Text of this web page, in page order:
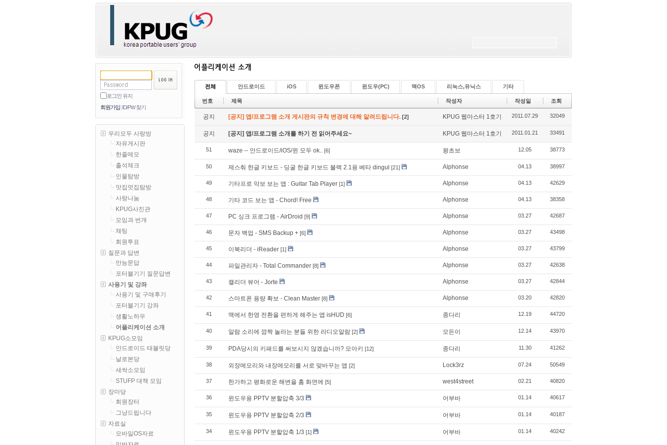
전체 안드로이드 iOS 윈도우폰 윈도우(PC) 맥OS 리눅스,유닉스 기타
번호 제목 작성자 작성일 조회
공지 [공지] 앱/프로그램 소개 게시판의 규칙 변경에 대해 알려드립니다. [2] KPUG 웹마스터 1호기 2011.07.29 32049
공지 [공지] 앱/프로그램 소개를 하기 전 읽어주세요~ KPUG 웹마스터 1호기 2011.01.21 33491
51 waze -- 안드로이드/iOS/윈 모두 ok.. [6] 왕초보 12.05 38773
50 제스춰 한글 키보드 - 딩굴 한글 키보드 블랙 2.1용 베타 dingul [21] Alphonse 04.13 38997
49 기타프로 악보 보는 앱 : Guitar Tab Player [1] Alphonse 04.13 42629
48 기타 코드 보는 앱 - Chord! Free Alphonse 04.13 38358
47 PC 싱크 프로그램 - AirDroid [9] Alphonse 03.27 42687
46 문자 백업 - SMS Backup + [6] Alphonse 03.27 43498
45 이북리더 - iReader [1] Alphonse 03.27 43799
44 파일관리자 - Total Commander [8] Alphonse 03.27 42638
43 캘리더 뷰어 - Jorte Alphonse 03.27 42844
42 스마트폰 용량 확보 - Clean Master [8] Alphonse 03.20 42820
41 맥에서 한영 전환을 편하게 해주는 앱 isHUD [6] 종다리 12.19 44720
40 알람 소리에 깜짝 놀라는 분들 위한 라디오알람 [2] 모든이 12.14 43970
39 PDA당시의 키패드를 써보시지 않겠습니까? 모아키 [12] 종다리 11.30 41262
38 외장메모리와 내장메모리를 서로 맞바꾸는 앱 [2] Lock3rz 07.24 50549
37 한가하고 평화로운 해변을 홈 화면에 [5] west4street 02.21 40820
36 윈도우용 PPTV 분할압축 3/3 어부바 01.14 40617
35 윈도우용 PPTV 분할압축 2/3 어부바 01.14 40187
34 윈도우용 PPTV 분할압축 1/3 [1] 어부바 01.14 40242
로그인 유지
회원가입 ID/PW 찾기
우리모두 사랑방
자유게시판
한줄메모
출석체크
인물탐방
맛집멋집탐방
사랑나눔
KPUG사진관
모임과 번개
채팅
회원투표
질문과 답변
만능문답
포터블기기 질문답변
사용기 및 강좌
사용기 및 구매후기
포터블기기 강좌
생활노하우
어플리케이션 소개
KPUG소모임
안드로이드 태블릿당
날로본당
새싹소모임
STUFP 대책 모임
장마당
회원장터
그냥드립니다
자료실
모바일OS자료